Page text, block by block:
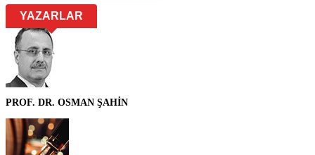
YAZARLAR
PROF. DR. OSMAN ŞAHİN